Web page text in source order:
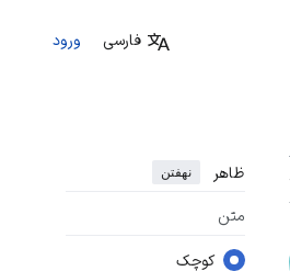
فارسی ورود
ظاهر نهفتن
متن
کوچک